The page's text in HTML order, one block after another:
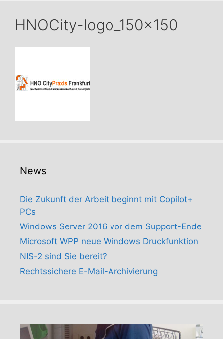
HNOCity-logo_150x150
News
Die Zukunft der Arbeit beginnt mit Copilot+
PCs
Windows Server 2016 vor dem Support-Ende
Microsoft WPP neue Windows Druckfunktion
NIS-2 sind Sie bereit?
Rechtssichere E-Mail-Archivierung